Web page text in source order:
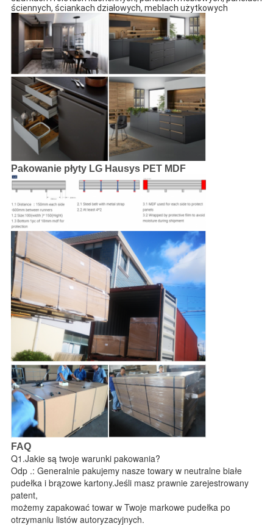
ściennych, ściankach działowych, meblach użytkowych
Pakowanie płyty LG Hausys PET MDF
FAQ
Q1.Jakie są twoje warunki pakowania?
Odp .: Generalnie pakujemy nasze towary w neutralne białe
pudełka i brązowe kartony.Jeśli masz prawnie zarejestrowany
patent,
możemy zapakować towar w Twoje markowe pudełka po
otrzymaniu listów autoryzacyjnych.